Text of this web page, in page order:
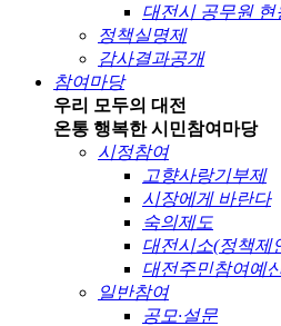
대전시 공무원 현
정책실명제
감사결과공개
참여마당
우리 모두의 대전
온통 행복한 시민참여마당
시정참여
고향사랑기부제
시장에게 바란다
숙의제도
대전시소(정책제
대전주민참여예
일반참여
공모·설문